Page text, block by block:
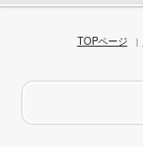
TOPページ